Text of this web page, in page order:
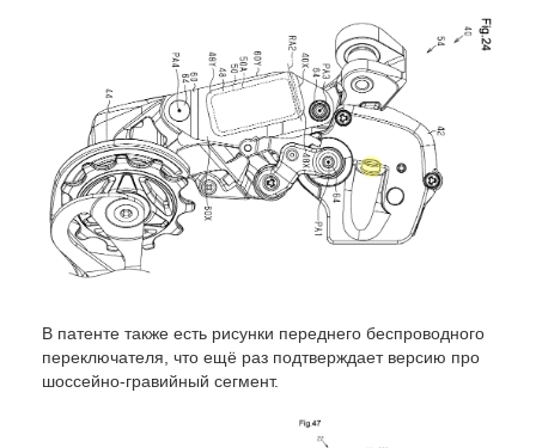
В патенте также есть рисунки переднего беспроводного
переключателя, что ещё раз подтверждает версию про
шоссейно-гравийный сегмент.